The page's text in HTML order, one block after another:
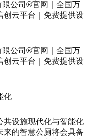
化
共设施现代化与智能化
来的智慧公厕将会具备